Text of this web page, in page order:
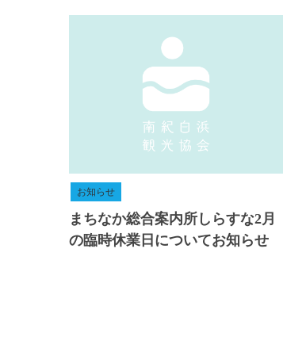
お知らせ
まちなか総合案内所しらすな2月
の臨時休業日についてお知らせ